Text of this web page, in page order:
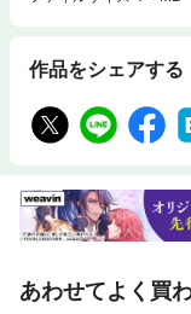
市区長プロフィール、
面積、可住地面積、年
帯】人口、人口増減率
口、年代別比率、2050
売年間販売額、新設住
比率、１住宅当たり延
祉・環境・安全】 病院
度、保育所等の状況、
口、昼夜間人口比率、
作品をシェアする
あわせてよく買